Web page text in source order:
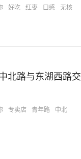
好吃 红枣 口感 无核
北路与东湖西路交
专卖店 青年路
中北